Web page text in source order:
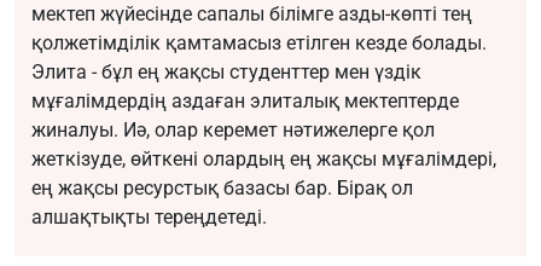
мектеп жүйесінде сапалы білімге азды-көпті тең
қолжетімділік қамтамасыз етілген кезде болады.
Элита - бұл ең жақсы студенттер мен үздік
мұғалімдердің аздаған элиталық мектептерде
жиналуы. Иә, олар керемет нәтижелерге қол
жеткізуде, өйткені олардың ең жақсы мұғалімдері,
ең жақсы ресурстық базасы бар. Бірақ ол
алшақтықты тереңдетеді.